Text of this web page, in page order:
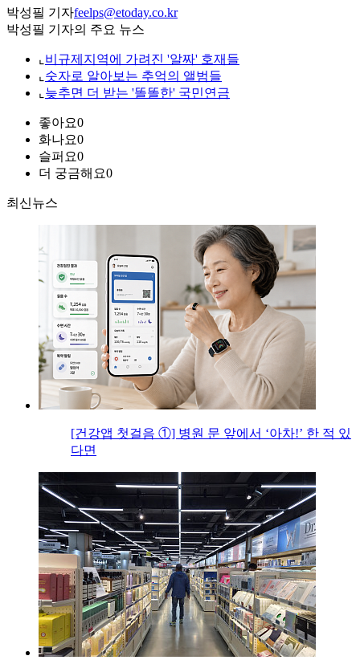
박성필 기자feelps@etoday.co.kr
박성필 기자의 주요 뉴스
⌞ 비규제지역에 가려진 '알짜' 호재들
⌞ 숫자로 알아보는 추억의 앨범들
⌞ 늦추면 더 받는 '똘똘한' 국민연금
좋아요0
화나요0
슬퍼요0
더 궁금해요0
최신뉴스
[건강앱 첫걸음 ①] 병원 문 앞에서 ‘아차!’ 한 적 있
다면